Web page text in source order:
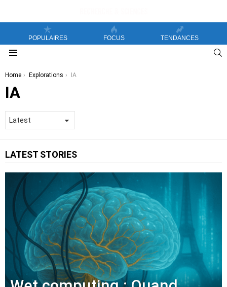
POPULAIRES FOCUS TENDANCES
You are here:
Home Explorations IA
IA
LATEST STORIES